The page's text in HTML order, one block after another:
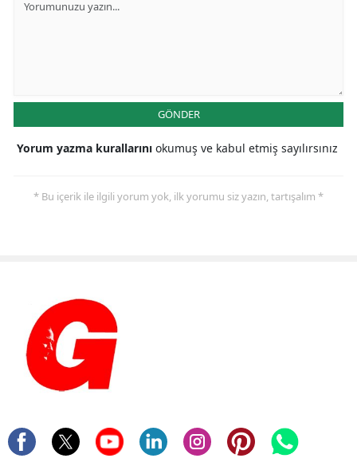
GÖNDER
Yorum yazma kurallarını okumuş ve kabul etmiş sayılırsınız
* Bu içerik ile ilgili yorum yok, ilk yorumu siz yazın, tartışalım *